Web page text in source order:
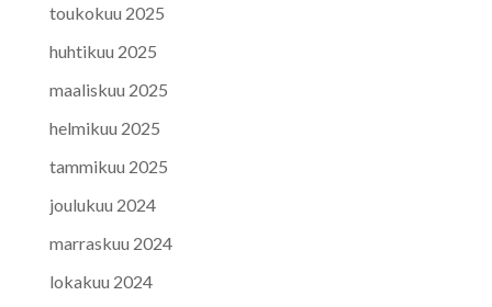
toukokuu 2025
huhtikuu 2025
maaliskuu 2025
helmikuu 2025
tammikuu 2025
joulukuu 2024
marraskuu 2024
lokakuu 2024